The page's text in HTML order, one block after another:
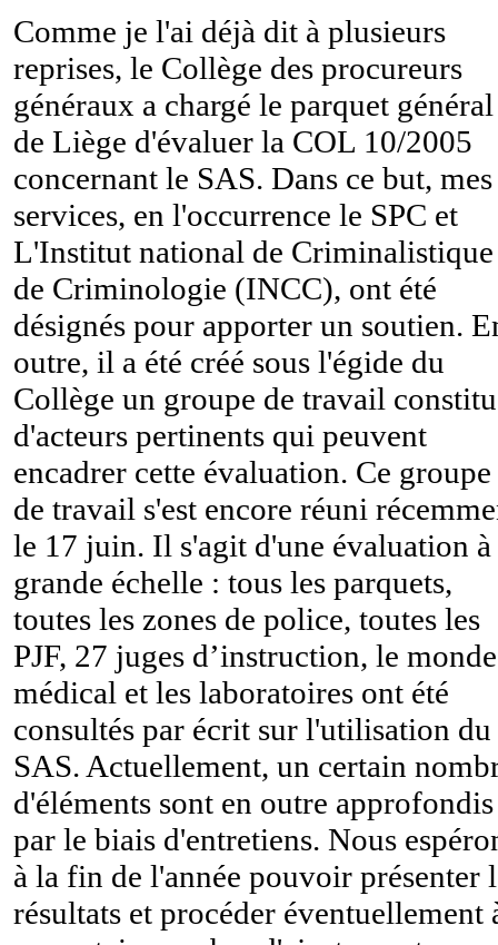
Comme je l'ai déjà dit à plusieurs
reprises, le Collège des procureurs
généraux a chargé le parquet général
de Liège d'évaluer la COL 10/2005
concernant le SAS. Dans ce but, mes
services, en l'occurrence le SPC et
L'Institut national de Criminalistique
de Criminologie (INCC), ont été
désignés pour apporter un soutien.
outre, il a été créé sous l'égide du
Collège un groupe de travail
d'acteurs pertinents qui peuvent
encadrer cette évaluation. Ce groupe
de travail s'est encore réuni
le 17 juin. Il s'agit d'une évaluation à
grande échelle : tous les parquets,
toutes les zones de police, toutes les
PJF, 27 juges d’instruction, le monde
médical et les laboratoires ont été
consultés par écrit sur l'utilisation du
SAS. Actuellement, un certain
d'éléments sont en outre approfondis
par le biais d'entretiens. Nous
à la fin de l'année pouvoir présenter
résultats et procéder éventuellement